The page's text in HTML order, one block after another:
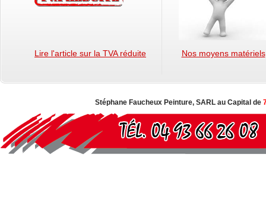
Lire l'article sur la TVA réduite Nos moyens matériels
Stéphane Faucheux Peinture, SARL au Capital de